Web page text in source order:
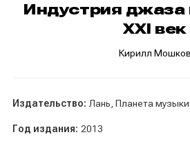
Индустрия джаза
XXI век
Кирилл Мошков
Издательство: Лань, Планета музыки
Год издания: 2013